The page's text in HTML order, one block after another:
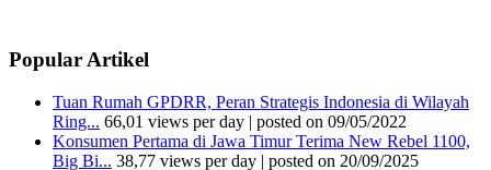
Popular Artikel
Tuan Rumah GPDRR, Peran Strategis Indonesia di Wilayah
Ring... 66,01 views per day | posted on 09/05/2022
Konsumen Pertama di Jawa Timur Terima New Rebel 1100,
Big Bi... 38,77 views per day | posted on 20/09/2025